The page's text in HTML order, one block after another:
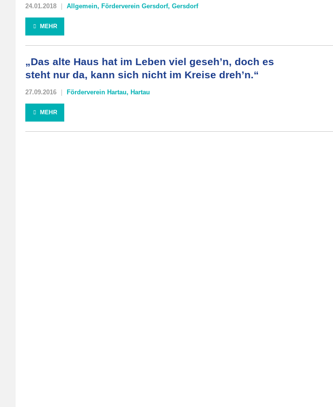
24.01.2018 Allgemein, Förderverein Gersdorf, Gersdorf
MEHR
„Das alte Haus hat im Leben viel geseh’n, doch es
steht nur da, kann sich nicht im Kreise dreh’n.“
27.09.2016 Förderverein Hartau, Hartau
MEHR